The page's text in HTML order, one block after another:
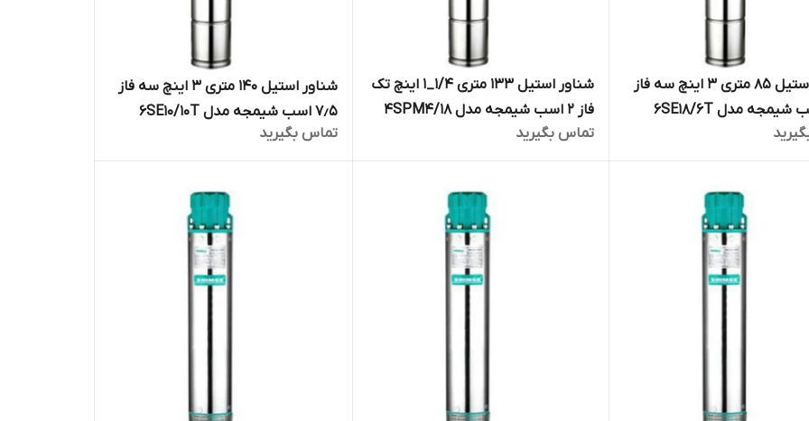
شناور استیل ۸۵ متری ۳ اینچ سه فاز
شناور استیل ۱۳۳ متری ۱/۴_۱ اینچ تک
فاز ۲ اسب شیمجه مدل 4SPM4/18
تماس بگیرید
شناور استیل ۱۴۰ متری ۳ اینچ سه فاز
۷٫۵ اسب شیمجه مدل 6SE10/10T
تماس بگیرید